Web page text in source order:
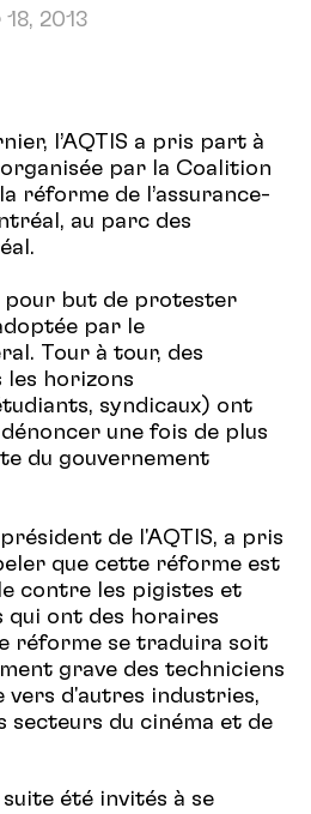
2013
l’AQTIS a pris part à
par la Coalition
réforme de l’assurance-
au parc des
but de protester
par le
Tour à tour, des
les horizons
syndicaux) ont
une fois de plus
du gouvernement
de l'AQTIS, a pris
que cette réforme est
contre les pigistes et
qui ont des horaires
réforme se traduira soit
grave des techniciens
vers d'autres industries,
secteurs du cinéma et de
été invités à se